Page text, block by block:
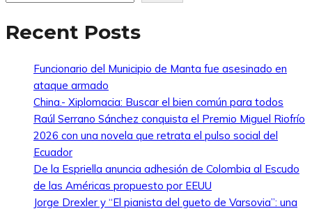
Recent Posts
Funcionario del Municipio de Manta fue asesinado en
ataque armado
China.- Xiplomacia: Buscar el bien común para todos
Raúl Serrano Sánchez conquista el Premio Miguel Riofrío
2026 con una novela que retrata el pulso social del
Ecuador
De la Espriella anuncia adhesión de Colombia al Escudo
de las Américas propuesto por EEUU
Jorge Drexler y “El pianista del gueto de Varsovia”: una